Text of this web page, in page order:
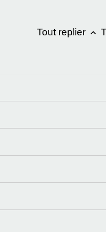
Tout replier keyboard_arrow_up